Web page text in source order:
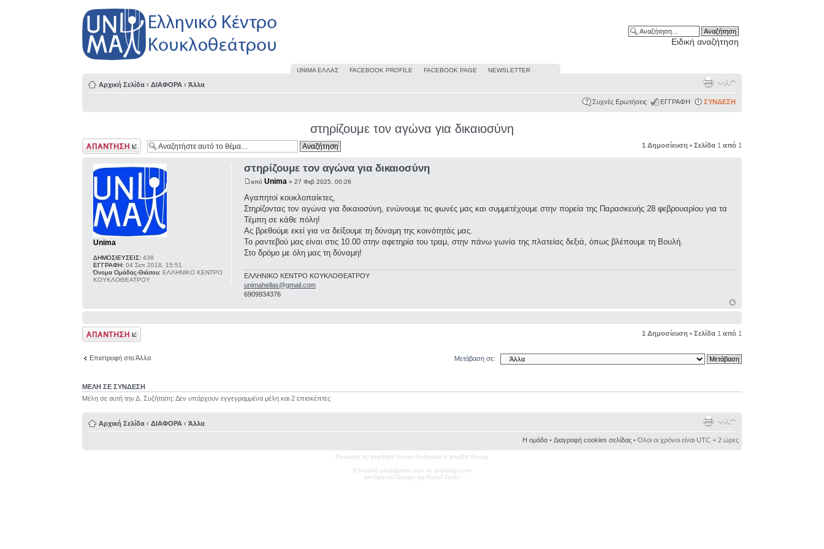
Ειδική αναζήτηση
UΝΙΜΑ ΕΛΛΑΣ FACEBOOK PROFILE FACEBOOK PAGE NEWSLETTER
Αρχική Σελίδα ‹ ΔΙΑΦΟΡΑ ‹ Άλλα
Συχνές Ερωτήσεις ΕΓΓΡΑΦΗ ΣΥΝΔΕΣΗ
στηρίζουμε τον αγώνα για δικαιοσύνη
Δημιουργία
απάντησης
1 Δημοσίευση • Σελίδα 1 από 1
στηρίζουμε τον αγώνα για δικαιοσύνη
από Unima » 27 Φεβ 2025, 00:26
Αγαπητοί κουκλοπαίκτες,
Στηρίζοντας τον αγώνα για δικαιοσύνη, ενώνουμε τις φωνές μας και συμμετέχουμε στην πορεία της Παρασκευής 28 φεβρουαρίου για τα
Τέμπη σε κάθε πόλη!
Ας βρεθούμε εκεί για να δείξουμε τη δύναμη της κοινότητάς μας.
Το ραντεβού μας είναι στις 10.00 στην αφετηρία του τραμ, στην πάνω γωνία της πλατείας δεξιά, όπως βλέπουμε τη Βουλή.
Στο δρόμο με όλη μας τη δύναμη!
ΕΛΛΗΝΙΚΟ ΚΕΝΤΡΟ ΚΟΥΚΛΟΘΕΑΤΡΟΥ
unimahellas@gmail.com
6909934376
Unima
ΔΗΜΟΣΙΕΥΣΕΙΣ: 438
ΕΓΓΡΑΦΗ: 04 Σεπ 2018, 15:51
Όνομα Ομάδας-Θιάσου: ΕΛΛΗΝΙΚΟ ΚΕΝΤΡΟ
ΚΟΥΚΛΟΘΕΑΤΡΟΥ
Δημιουργία
απάντησης
1 Δημοσίευση • Σελίδα 1 από 1
Επιστροφή στο Άλλα Μετάβαση σε:
ΜΕΛΗ ΣΕ ΣΥΝΔΕΣΗ
Μέλη σε αυτή την Δ. Συζήτηση: Δεν υπάρχουν εγγεγραμμένα μέλη και 2 επισκέπτες
Αρχική Σελίδα ‹ ΔΙΑΦΟΡΑ ‹ Άλλα
Η ομάδα• Διαγραφή cookies σελίδας• Όλοι οι χρόνοι είναι UTC + 2 ώρες
Powered by phpBB® Forum Software © phpBB Group
Ελληνική μετάφραση από το phpbbgr.com
proSpecial Design by Abdul Turan